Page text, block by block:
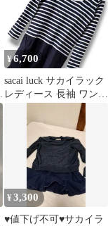
¥6,700
sacai luck サカイラック
レディース 長袖 ワンピ
ース チュニック カラー
ネイビー 紺 白 ボーダ
ー 異素材 切替 ドッキ
ング フレア ギャザー
フリル M L 相当 ポケッ
ト シアー 綺麗目 カジ
ュアル モード デザイナ
ーズ 1544BC
¥3,300
♥値下げ不可♥サカイラ